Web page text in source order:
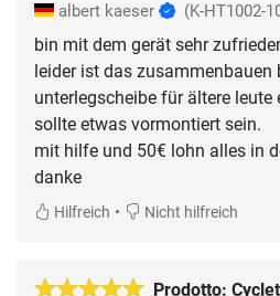
albert kaeser (K-HT1002-
bin mit dem gerät sehr
leider ist das
unterlegscheibe für ältere leute
sollte etwas vormontiert sein.
mit hilfe und 50€ lohn alles in
danke
Hilfreich • Nicht hilfreich
Prodotto: